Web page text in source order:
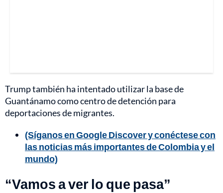
Trump también ha intentado utilizar la base de
Guantánamo como centro de detención para
deportaciones de migrantes.
(Síganos en Google Discover y conéctese con
las noticias más importantes de Colombia y el
mundo)
“Vamos a ver lo que pasa”